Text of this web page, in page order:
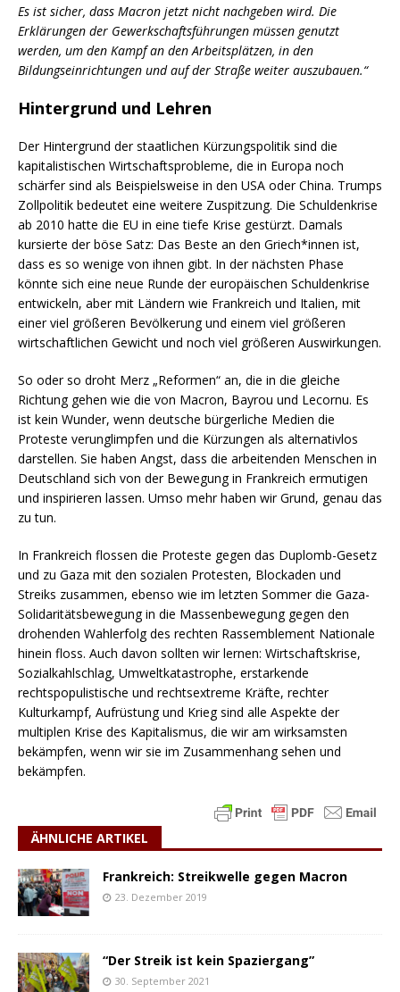
Es ist sicher, dass Macron jetzt nicht nachgeben wird. Die
Erklärungen der Gewerkschaftsführungen müssen genutzt
werden, um den Kampf an den Arbeitsplätzen, in den
Bildungseinrichtungen und auf der Straße weiter auszubauen.“
Hintergrund und Lehren
Der Hintergrund der staatlichen Kürzungspolitik sind die
kapitalistischen Wirtschaftsprobleme, die in Europa noch
schärfer sind als Beispielsweise in den USA oder China. Trumps
Zollpolitik bedeutet eine weitere Zuspitzung. Die Schuldenkrise
ab 2010 hatte die EU in eine tiefe Krise gestürzt. Damals
kursierte der böse Satz: Das Beste an den Griech*innen ist,
dass es so wenige von ihnen gibt. In der nächsten Phase
könnte sich eine neue Runde der europäischen Schuldenkrise
entwickeln, aber mit Ländern wie Frankreich und Italien, mit
einer viel größeren Bevölkerung und einem viel größeren
wirtschaftlichen Gewicht und noch viel größeren Auswirkungen.
So oder so droht Merz „Reformen“ an, die in die gleiche
Richtung gehen wie die von Macron, Bayrou und Lecornu. Es
ist kein Wunder, wenn deutsche bürgerliche Medien die
Proteste verunglimpfen und die Kürzungen als alternativlos
darstellen. Sie haben Angst, dass die arbeitenden Menschen in
Deutschland sich von der Bewegung in Frankreich ermutigen
und inspirieren lassen. Umso mehr haben wir Grund, genau das
zu tun.
In Frankreich flossen die Proteste gegen das Duplomb-Gesetz
und zu Gaza mit den sozialen Protesten, Blockaden und
Streiks zusammen, ebenso wie im letzten Sommer die Gaza-
Solidaritätsbewegung in die Massenbewegung gegen den
drohenden Wahlerfolg des rechten Rassemblement Nationale
hinein floss. Auch davon sollten wir lernen: Wirtschaftskrise,
Sozialkahlschlag, Umweltkatastrophe, erstarkende
rechtspopulistische und rechtsextreme Kräfte, rechter
Kulturkampf, Aufrüstung und Krieg sind alle Aspekte der
multiplen Krise des Kapitalismus, die wir am wirksamsten
bekämpfen, wenn wir sie im Zusammenhang sehen und
bekämpfen.
ÄHNLICHE ARTIKEL
Frankreich: Streikwelle gegen Macron
23. Dezember 2019
“Der Streik ist kein Spaziergang”
30. September 2021